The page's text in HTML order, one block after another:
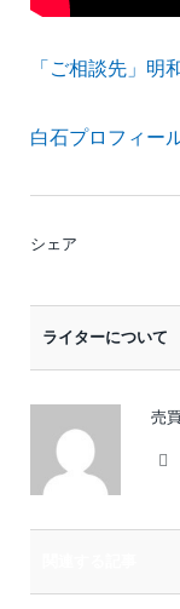
「ご相談先」明
白石プロフィー
シェア
ライターについて
売